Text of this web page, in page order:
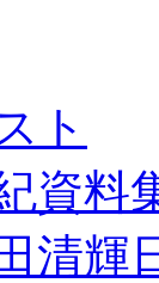
ト
資料
清輝